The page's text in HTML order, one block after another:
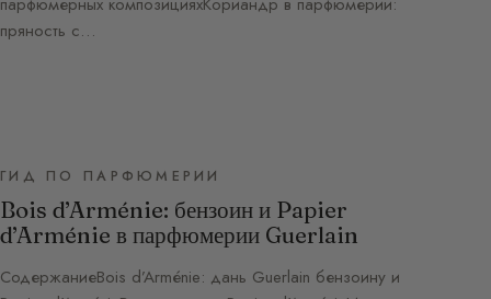
пряность с…
ГИД ПО ПАРФЮМЕРИИ
Bois d’Arménie: бензоин и Papier
d’Arménie в парфюмерии Guerlain
СодержаниеBois d’Arménie: дань Guerlain бензоину и